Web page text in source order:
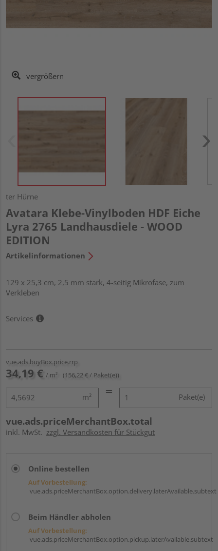
vergrößern
ter Hürne
Avatara Klebe-Vinylboden HDF Eiche
Lyra 2765 Landhausdiele - WOOD
EDITION
Artikelinformationen
129 x 25,3 cm, 2,5 mm stark, 4-seitig Mikrofase, zum
Verkleben
Services
vue.ads.buyBox.price.rrp
34,19 € / m² (156,22 € / Paket(e))
m² Paket(e)
vue.ads.priceMerchantBox.total
inkl. MwSt. zzgl. Versandkosten für Stückgut
Online bestellen
Auf Vorbestellung:
vue.ads.priceMerchantBox.option.delivery.laterAvailable.subtext
Beim Händler abholen
Auf Vorbestellung:
vue.ads.priceMerchantBox.option.pickup.laterAvailable.subtext